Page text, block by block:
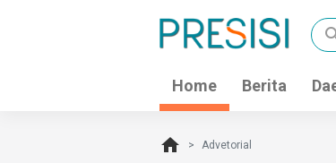
Home Berita
home Advetorial